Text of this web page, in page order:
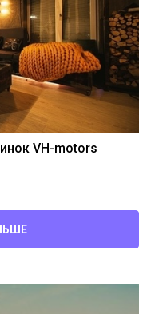
VH-motors